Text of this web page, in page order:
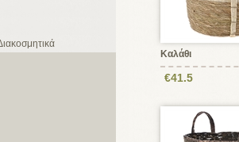
Καλάθι
€41.5